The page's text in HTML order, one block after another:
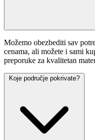
Možemo obezbediti sav
cenama, ali možete i sami
preporuke za kvalitetan
Koje područje pokrivate?